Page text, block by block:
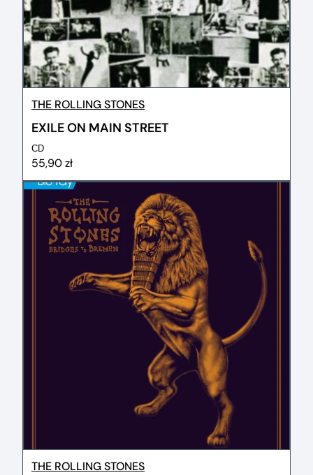
THE ROLLING STONES
EXILE ON MAIN STREET
CD
55,90 zł
THE ROLLING STONES